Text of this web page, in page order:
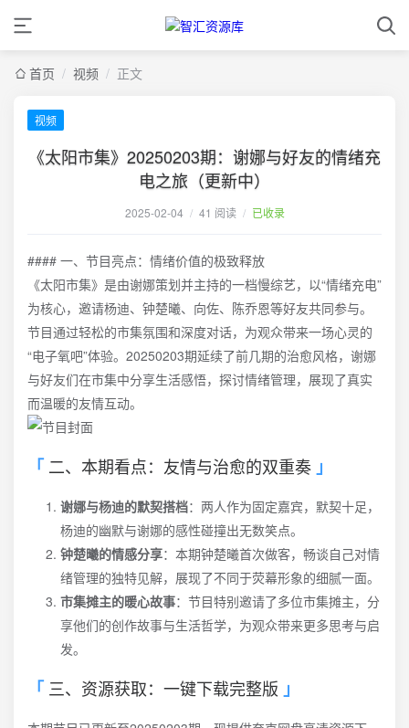
首页 / 视频 / 正文
视频
《太阳市集》20250203期：谢娜与好友的情绪充
电之旅（更新中）
2025-02-04 / 41 阅读 / 已收录
#### 一、节目亮点：情绪价值的极致释放
《太阳市集》是由谢娜策划并主持的一档慢综艺，以“情绪充电”
为核心，邀请杨迪、钟楚曦、向佐、陈乔恩等好友共同参与。
节目通过轻松的市集氛围和深度对话，为观众带来一场心灵的
“电子氧吧”体验。20250203期延续了前几期的治愈风格，谢娜
与好友们在市集中分享生活感悟，探讨情绪管理，展现了真实
而温暖的友情互动。
二、本期看点：友情与治愈的双重奏
谢娜与杨迪的默契搭档：两人作为固定嘉宾，默契十足，
杨迪的幽默与谢娜的感性碰撞出无数笑点。
钟楚曦的情感分享：本期钟楚曦首次做客，畅谈自己对情
绪管理的独特见解，展现了不同于荧幕形象的细腻一面。
市集摊主的暖心故事：节目特别邀请了多位市集摊主，分
享他们的创作故事与生活哲学，为观众带来更多思考与启
发。
三、资源获取：一键下载完整版